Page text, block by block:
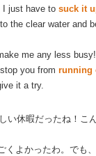
I just have to suck it
the clear water and
me any less busy!
you from running
it a try.
い休暇だったね！こ
くよかったわ。でも